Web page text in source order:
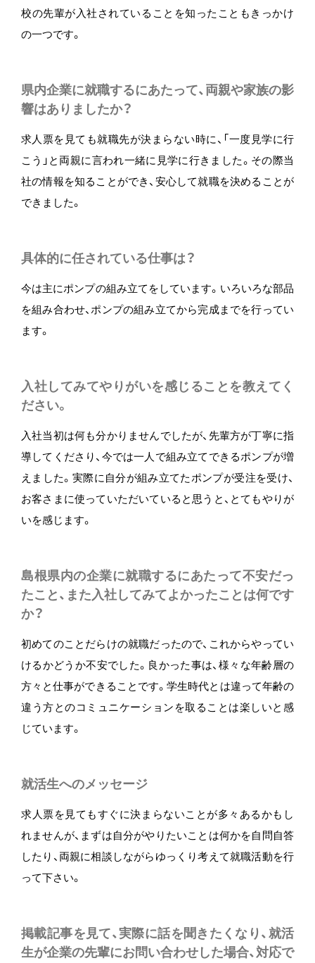
校の先輩が入社されていることを知ったこともきっかけ
の一つです。
県内企業に就職するにあたって、両親や家族の影
響はありましたか？
求人票を見ても就職先が決まらない時に、「一度見学に行
こう」と両親に言われ一緒に見学に行きました。その際当
社の情報を知ることができ、安心して就職を決めることが
できました。
具体的に任されている仕事は？
今は主にポンプの組み立てをしています。いろいろな部品
を組み合わせ、ポンプの組み立てから完成までを行ってい
ます。
入社してみてやりがいを感じることを教えてく
ださい。
入社当初は何も分かりませんでしたが、先輩方が丁寧に指
導してくださり、今では一人で組み立てできるポンプが増
えました。実際に自分が組み立てたポンプが受注を受け、
お客さまに使っていただいていると思うと、とてもやりが
いを感じます。
島根県内の企業に就職するにあたって不安だっ
たこと、また入社してみてよかったことは何です
か？
初めてのことだらけの就職だったので、これからやってい
けるかどうか不安でした。良かった事は、様々な年齢層の
方々と仕事ができることです。学生時代とは違って年齢の
違う方とのコミュニケーションを取ることは楽しいと感
じています。
就活生へのメッセージ
求人票を見てもすぐに決まらないことが多々あるかもし
れませんが、まずは自分がやりたいことは何かを自問自答
したり、両親に相談しながらゆっくり考えて就職活動を行
って下さい。
掲載記事を見て、実際に話を聞きたくなり、就活
生が企業の先輩にお問い合わせした場合、対応で